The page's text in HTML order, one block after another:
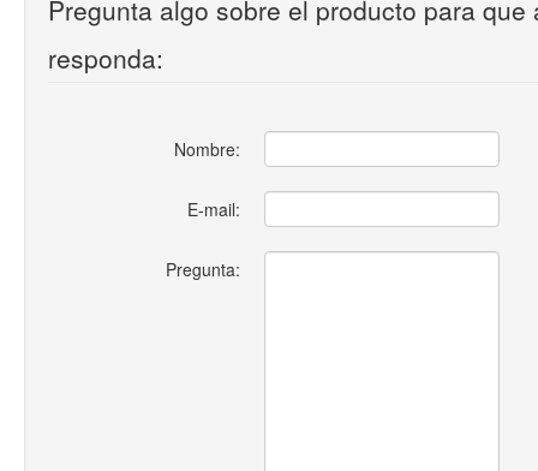
Pregunta algo sobre el producto para que
responda:
Nombre:
E-mail:
Pregunta: